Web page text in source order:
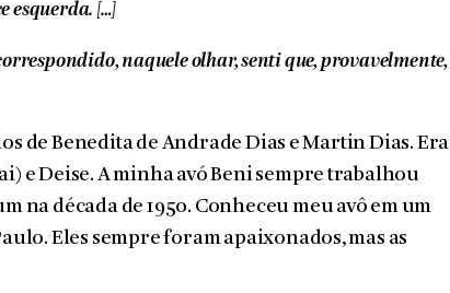
esquerda. […]
naquele olhar, senti que, provavelmente,
de Benedita de Andrade Dias e Martin Dias. Era
e Deise. A minha avó Beni sempre trabalhou
na década de 1950. Conheceu meu avô em um
Eles sempre foram apaixonados, mas as